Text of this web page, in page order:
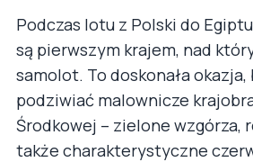
Podczas lotu z Polski do
są pierwszym krajem, nad
samolot. To doskonała okazja,
podziwiać malownicze
Środkowej – zielone wzgórza,
także charakterystyczne